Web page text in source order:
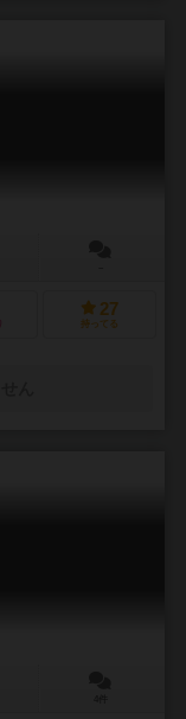
27
持ってる